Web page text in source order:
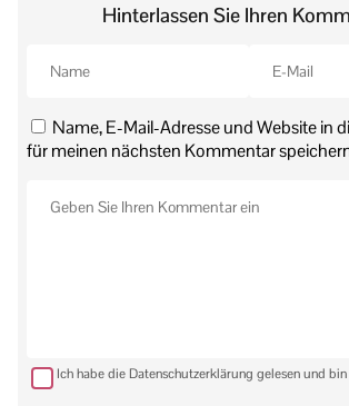
Hinterlassen Sie Ihren
Name, E-Mail-Adresse und Website in
für meinen nächsten Kommentar
Ich habe die Datenschutzerklärung gelesen und